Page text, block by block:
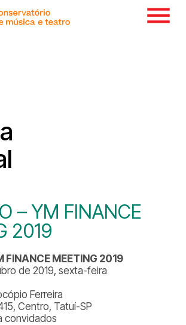
– YM FINANCE
2019
FINANCE MEETING 2019
de 2019, sexta-feira
Ferreira
Centro, Tatuí-SP
convidados